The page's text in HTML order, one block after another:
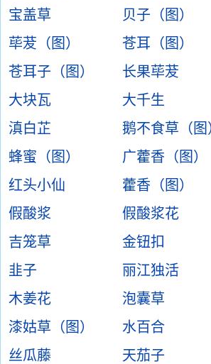
宝盖草
贝子（图）
荜茇（图）
苍耳（图）
苍耳子（图）
长果荜茇
大块瓦
大千生
滇白芷
鹅不食草（图
蜂蜜（图）
广藿香（图）
红头小仙
藿香（图）
假酸浆
假酸浆花
吉笼草
金钮扣
韭子
丽江独活
木姜花
泡囊草
漆姑草（图）
水百合
丝瓜藤
天茄子